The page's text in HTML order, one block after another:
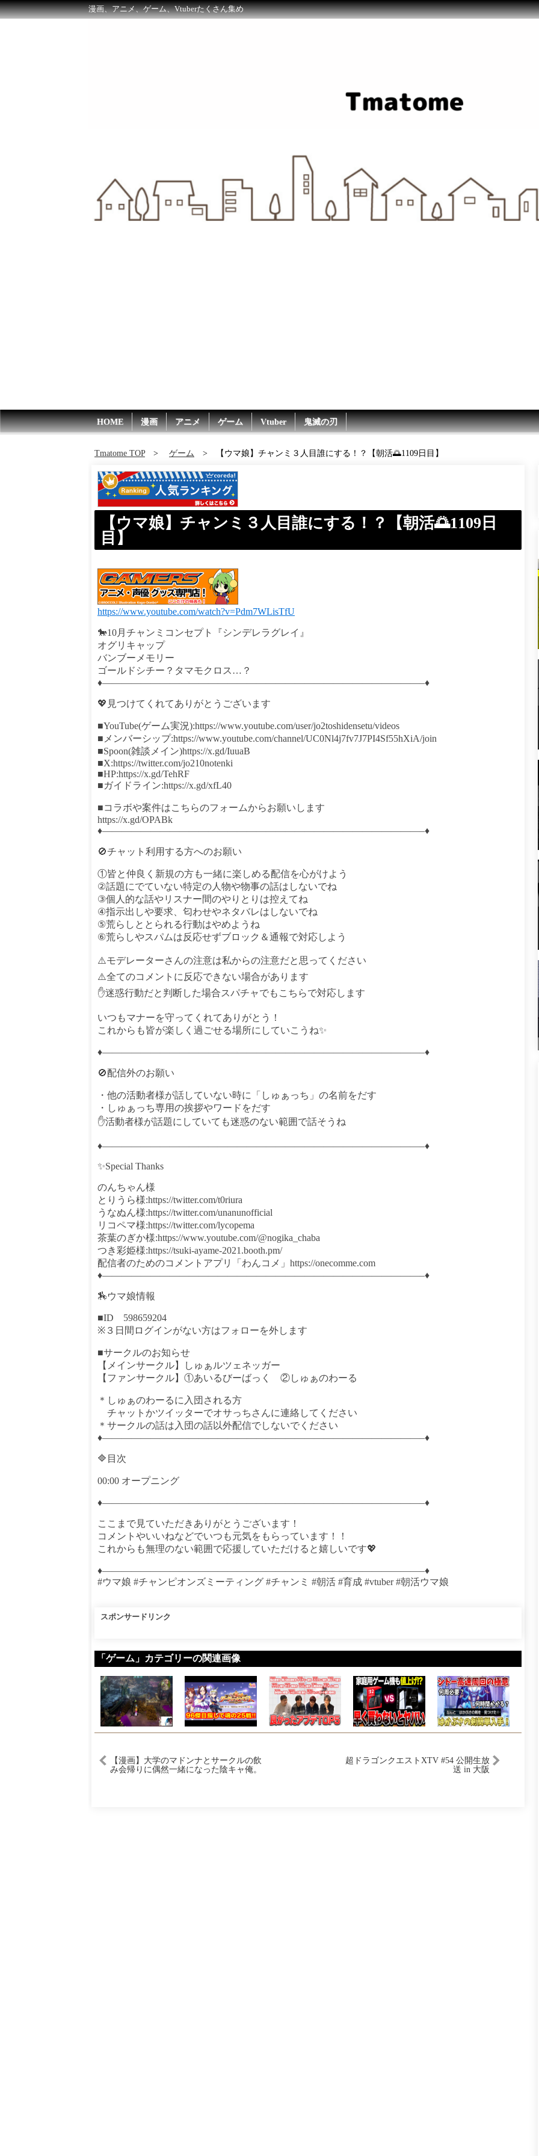
漫画、アニメ、ゲーム、Vtuberたくさん集め
HOME 漫画 アニメ ゲーム Vtuber 鬼滅の刃
Tmatome TOP ゲーム 【ウマ娘】チャンミ３人目誰にする！？【朝活🌅1109日目】
【ウマ娘】チャンミ３人目誰にする！？【朝活🌅1109日
目】
https://www.youtube.com/watch?v=Pdm7WLisTfU
🐎10月チャンミコンセプト『シンデレラグレイ』
オグリキャップ
バンブーメモリー
ゴールドシチー？タマモクロス…？
♦—————————————————————————————————–♦
💖見つけてくれてありがとうございます
■YouTube(ゲーム実況):https://www.youtube.com/user/jo2toshidensetu/videos
■メンバーシップ:https://www.youtube.com/channel/UC0Nl4j7fv7J7PI4Sf55hXiA/join
■Spoon(雑談メイン)https://x.gd/IuuaB
■X:https://twitter.com/jo210notenki
■HP:https://x.gd/TehRF
■ガイドライン:https://x.gd/xfL40
■コラボや案件はこちらのフォームからお願いします
https://x.gd/OPABk
♦—————————————————————————————————–♦
🚫チャット利用する方へのお願い
①皆と仲良く新規の方も一緒に楽しめる配信を心がけよう
②話題にでていない特定の人物や物事の話はしないでね
③個人的な話やリスナー間のやりとりは控えてね
④指示出しや要求、匂わせやネタバレはしないでね
⑤荒らしととられる行動はやめようね
⑥荒らしやスパムは反応せずブロック＆通報で対応しよう
⚠️モデレーターさんの注意は私からの注意だと思ってください
⚠️全てのコメントに反応できない場合があります
✋迷惑行動だと判断した場合スパチャでもこちらで対応します
いつもマナーを守ってくれてありがとう！
これからも皆が楽しく過ごせる場所にしていこうね✨
♦—————————————————————————————————–♦
🚫配信外のお願い
・他の活動者様が話していない時に「しゅぁっち」の名前をだす
・しゅぁっち専用の挨拶やワードをだす
✋活動者様が話題にしていても迷惑のない範囲で話そうね
♦—————————————————————————————————–♦
✨Special Thanks
のんちゃん様
とりうら様:https://twitter.com/t0riura
うなぬん様:https://twitter.com/unanunofficial
リコペマ様:https://twitter.com/lycopema
茶葉のぎか様:https://www.youtube.com/@nogika_chaba
つき彩姫様:https://tsuki-ayame-2021.booth.pm/
配信者のためのコメントアプリ「わんコメ」https://onecomme.com
♦—————————————————————————————————–♦
🏇ウマ娘情報
■ID 598659204
※３日間ログインがない方はフォローを外します
■サークルのお知らせ
【メインサークル】しゅぁルツェネッガー
【ファンサークル】①あいるびーばっく ②しゅぁのわーる
＊しゅぁのわーるに入団される方
チャットかツイッターでオサっちさんに連絡してください
＊サークルの話は入団の話以外配信でしないでください
♦—————————————————————————————————–♦
🔷目次
00:00 オープニング
♦—————————————————————————————————–♦
ここまで見ていただきありがとうございます！
コメントやいいねなどでいつも元気をもらっています！！
これからも無理のない範囲で応援していただけると嬉しいです💖
♦—————————————————————————————————–♦
#ウマ娘 #チャンピオンズミーティング #チャンミ #朝活 #育成 #vtuber #朝活ウマ娘
スポンサードリンク
「ゲーム」カテゴリーの関連画像
【漫画】大学のマドンナとサークルの飲
み会帰りに偶然一緒になった陰キャ俺。
超ドラゴンクエストXTV #54 公開生放
送 in 大阪